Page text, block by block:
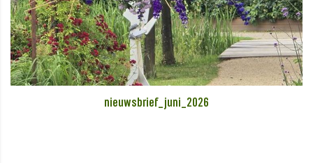
nieuwsbrief_juni_2026